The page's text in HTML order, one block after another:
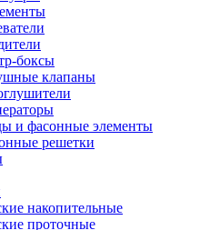
боксы
клапаны
и фасонные элементы
решетки
накопительные
проточные